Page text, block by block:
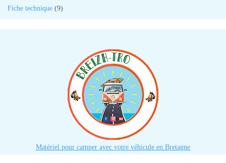
Fiche technique (9)
Matériel pour camper avec votre véhicule en Bretagne